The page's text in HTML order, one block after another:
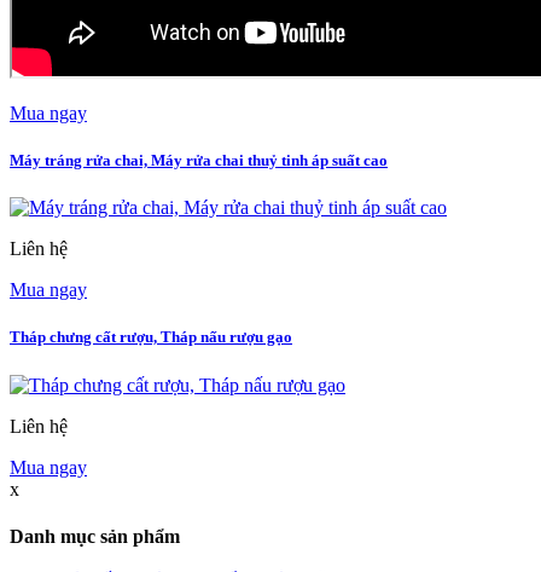
Mua ngay
Máy tráng rửa chai, Máy rửa chai thuỷ tinh áp suất cao
Liên hệ
Mua ngay
Tháp chưng cất rượu, Tháp nấu rượu gạo
Liên hệ
Mua ngay
x
Danh mục sản phẩm